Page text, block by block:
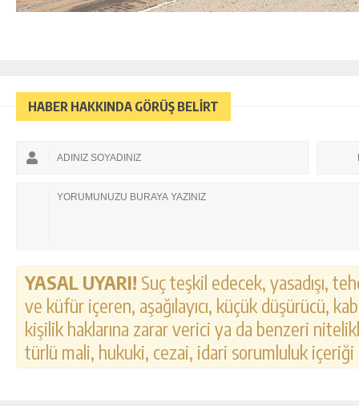
HABER HAKKINDA GÖRÜŞ BELİRT
YASAL UYARI! Suç teşkil edecek, yasadışı,
ve küfür içeren, aşağılayıcı, küçük düşürücü,
kişilik haklarına zarar verici ya da benzeri
türlü mali, hukuki, cezai, idari sorumluluk